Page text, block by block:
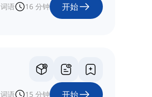
词语 16 分钟 开始
词语 15 分钟 开始